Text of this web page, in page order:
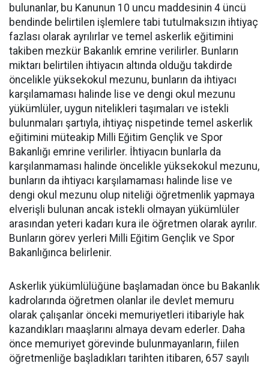
bulunanlar, bu Kanunun 10 uncu maddesinin 4 üncü
bendinde belirtilen işlemlere tabi tutulmaksızın ihtiyaç
fazlası olarak ayrılırlar ve temel askerlik eğitimini
takiben mezkür Bakanlık emrine verilirler. Bunların
miktarı belirtilen ihtiyacın altında olduğu takdirde
öncelikle yüksekokul mezunu, bunların da ihtiyacı
karşılamaması halinde lise ve dengi okul mezunu
yükümlüler, uygun nitelikleri taşımaları ve istekli
bulunmaları şartıyla, ihtiyaç nispetinde temel askerlik
eğitimini müteakip Milli Eğitim Gençlik ve Spor
Bakanlığı emrine verilirler. İhtiyacın bunlarla da
karşılanmaması halinde öncelikle yüksekokul mezunu,
bunların da ihtiyacı karşılamaması halinde lise ve
dengi okul mezunu olup niteliği öğretmenlik yapmaya
elverişli bulunan ancak istekli olmayan yükümlüler
arasından yeteri kadarı kura ile öğretmen olarak ayrılır.
Bunların görev yerleri Milli Eğitim Gençlik ve Spor
Bakanlığınca belirlenir.
Askerlik yükümlülüğüne başlamadan önce bu Bakanlık
kadrolarında öğretmen olanlar ile devlet memuru
olarak çalışanlar önceki memuriyetleri itibariyle hak
kazandıkları maaşlarını almaya devam ederler. Daha
önce memuriyet görevinde bulunmayanların, fiilen
öğretmenliğe başladıkları tarihten itibaren, 657 sayılı